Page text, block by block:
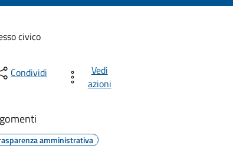
civico
Condividi
Vedi
azioni
amministrativa